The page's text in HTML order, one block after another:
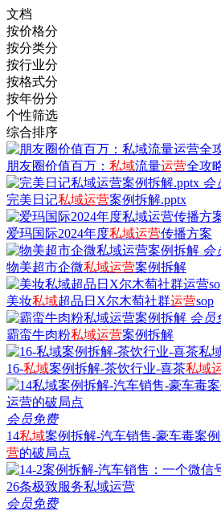
文档
按价格分
按分类分
按行业分
按格式分
按年份分
个性筛选
综合排序
朋友圈价值百万： 私域流量运营全攻
会
完美日记私域运营案例拆解.pptx
爱玛国际2024年度私域运营传播方案
会
物美超市企微私域运营案例拆解
美妆私域超品日X尔木萄社群运营sop
会员
霸蛮牛肉粉私域运营案例拆解
16-私域案例拆解-茶饮行业-喜茶私域
会员免费
14私域案例拆解-汽车销售-豪车毒案
营的破局点
会员免费